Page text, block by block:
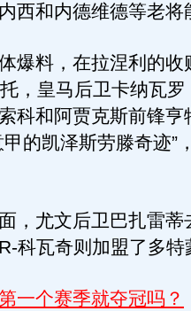
西和内德维德等老将
料，在拉涅利的收
，皇马后卫卡纳瓦
科和阿贾克斯前锋亨
的凯泽斯劳滕奇迹”
尤文后卫巴扎雷蒂
科瓦奇则加盟了多特
一个赛季就夺冠吗？